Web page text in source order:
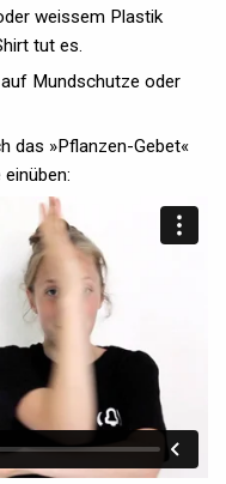
weissem Plastik
tut es.
Mundschutze oder
das »Pflanzen-Gebet«